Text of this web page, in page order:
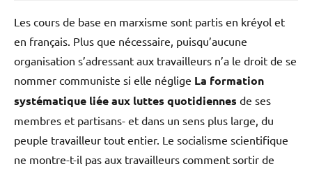
2026
Les cours de base en marxisme sont partis en kréyol et
en français. Plus que nécessaire, puisqu’aucune
organisation s’adressant aux travailleurs n’a le droit de se
nommer communiste si elle néglige La formation
systématique liée aux luttes quotidiennes de ses
membres et partisans- et dans un sens plus large, du
peuple travailleur tout entier. Le socialisme scientifique
ne montre-t-il pas aux travailleurs comment sortir de